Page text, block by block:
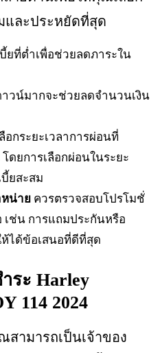
และประหยัดที่สุด
บี้ยที่ต่ำเพื่อช่วยลดภาระใน
าวน์มากจะช่วยลดจำนวนเงิน
อกระยะเวลาการผ่อนที่
ดยการเลือกผ่อนในระยะ
ยสะสม
น่าย ควรตรวจสอบโปรโมชั่
ช่น การแถมประกันหรือ
ห้ได้ข้อเสนอที่ดีที่สุด
ระ Harley
114 2024
ามารถเป็นเจ้าของ